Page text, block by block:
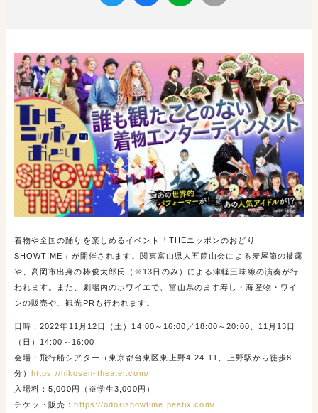
着物や全国の踊りを楽しめるイベント「THEニッポンのおどり
SHOWTIME」が開催されます。関東富山県人五箇山会による麦屋節の披露
や、高岡市出身の椿俊太郎氏（※13日のみ）による津軽三味線の演奏が行
われます。また、劇場内のホワイエで、富山県のます寿し・海産物・ワイ
ンの販売や、観光PRも行われます。
日時：2022年11月12日（土）14:00～16:00／18:00～20:00、11月13日
（日）14:00～16:00
会場：飛行船シアター（東京都台東区東上野4-24-11、上野駅から徒歩8
分） https://hikosen-theater.com/
入場料：5,000円（※学生3,000円）
チケット販売：https://odorishowtime.peatix.com/